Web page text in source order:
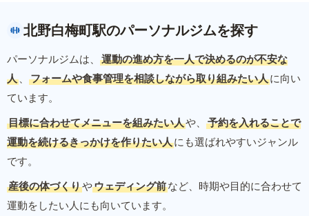
北野白梅町駅のパーソナルジムを探す
パーソナルジムは、
運動の進め方を一人で決めるのが不安な
人 、 フォームや食事管理を相談しながら取り組みたい人に向い
ています。
目標に合わせてメニューを組みたい人や、
予約を入れることで
運動を続けるきっかけを作りたい人にも選ばれやすいジャンル
です。
産後の体づくりやウェディング前など、時期や目的に合わせて
運動をしたい人にも向いています。